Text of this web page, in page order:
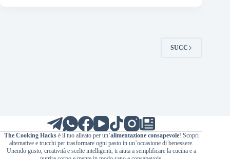
SUCC
The Cooking Hacksè il tuo alleato per un’alimentazione consapevole! Scopri
alternative e trucchi per trasformare ogni pasto in un’occasione di benessere.
Unendo gusto, creatività e scelte intelligenti, ti aiuta a semplificare la cucina e a